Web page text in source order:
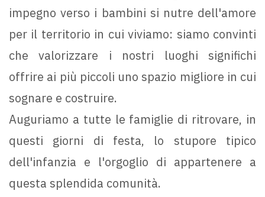
impegno verso i bambini si nutre dell'amore
per il territorio in cui viviamo: siamo convinti
che valorizzare i nostri luoghi significhi
offrire ai più piccoli uno spazio migliore in cui
sognare e costruire.
Auguriamo a tutte le famiglie di ritrovare, in
questi giorni di festa, lo stupore tipico
dell'infanzia e l'orgoglio di appartenere a
questa splendida comunità.